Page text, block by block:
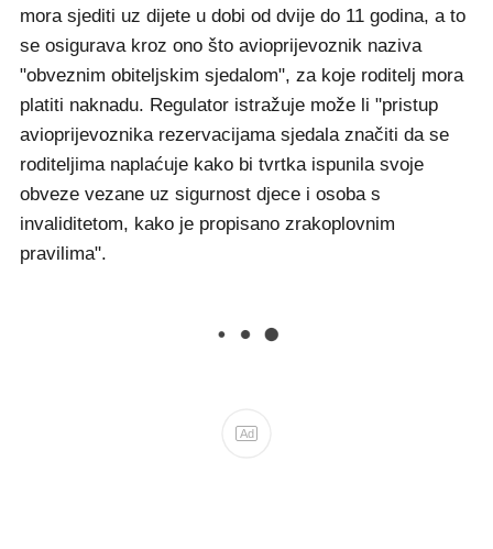
mora sjediti uz dijete u dobi od dvije do 11 godina, a to
se osigurava kroz ono što avioprijevoznik naziva
"obveznim obiteljskim sjedalom", za koje roditelj mora
platiti naknadu. Regulator istražuje može li "pristup
avioprijevoznika rezervacijama sjedala značiti da se
roditeljima naplaćuje kako bi tvrtka ispunila svoje
obveze vezane uz sigurnost djece i osoba s
invaliditetom, kako je propisano zrakoplovnim
pravilima".
Ad